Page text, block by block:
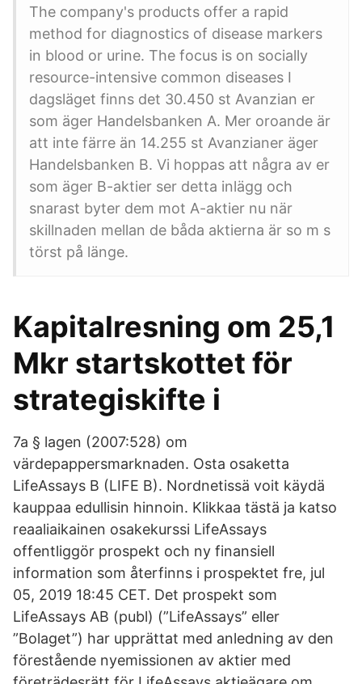
The company's products offer a rapid
method for diagnostics of disease markers
in blood or urine. The focus is on socially
resource-intensive common diseases I
dagsläget finns det 30.450 st Avanzian er
som äger Handelsbanken A. Mer oroande är
att inte färre än 14.255 st Avanzianer äger
Handelsbanken B. Vi hoppas att några av er
som äger B-aktier ser detta inlägg och
snarast byter dem mot A-aktier nu när
skillnaden mellan de båda aktierna är so m s
törst på länge.
Kapitalresning om 25,1
Mkr startskottet för
strategiskifte i
7a § lagen (2007:528) om
värdepappersmarknaden. Osta osaketta
LifeAssays B (LIFE B). Nordnetissä voit käydä
kauppaa edullisin hinnoin. Klikkaa tästä ja katso
reaaliaikainen osakekurssi LifeAssays
offentliggör prospekt och ny finansiell
information som återfinns i prospektet fre, jul
05, 2019 18:45 CET. Det prospekt som
LifeAssays AB (publ) (”LifeAssays” eller
”Bolaget”) har upprättat med anledning av den
förestående nyemissionen av aktier med